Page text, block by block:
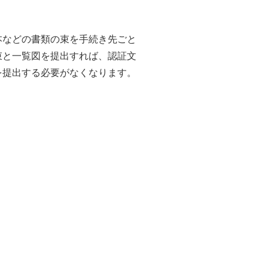
どの書類の束を手続き先ごと
一覧図を提出すれば、認証文
出する必要がなくなります。